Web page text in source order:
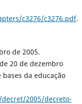
c3276/c3276.pdf.
de 2005.
20 de dezembro
da educação
2005/decreto-